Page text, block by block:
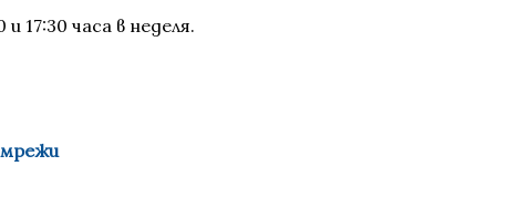
17:30 часа в неделя.
мрежи